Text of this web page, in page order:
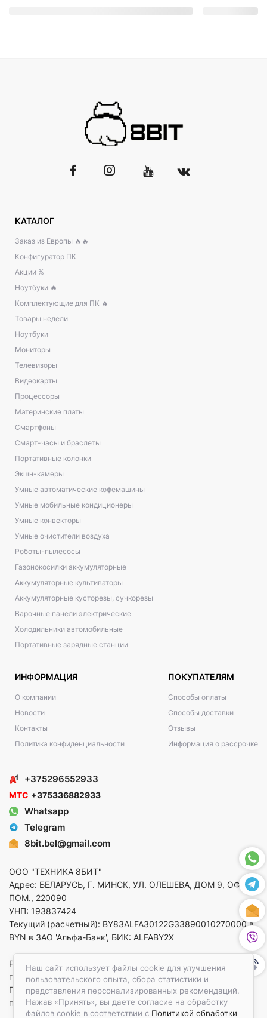
Наш сайт использует файлы cookie для улучшения
пользовательского опыта, сбора статистики и
представления персонализированных рекомендаций.
Нажав «Принять», вы даете согласие на обработку
файлов cookie в соответствии с Политикой обработки
КАТАЛОГ
Заказ из Европы 🔥🔥
Конфигуратор ПК
Акции %
Ноутбуки 🔥
Комплектующие для ПК 🔥
Товары недели
Ноутбуки
Мониторы
Телевизоры
Видеокарты
Процессоры
Материнские платы
Смартфоны
Смарт-часы и браслеты
Портативные колонки
Экшн-камеры
Умные автоматические кофемашины
Умные мобильные кондиционеры
Умные конвекторы
Умные очистители воздуха
Роботы-пылесосы
Газонокосилки аккумуляторные
Аккумуляторные культиваторы
Аккумуляторные кусторезы, сучкорезы
Варочные панели электрические
Холодильники автомобильные
Портативные зарядные станции
ИНФОРМАЦИЯ
О компании
Новости
Контакты
Политика конфиденциальности
ПОКУПАТЕЛЯМ
Способы оплаты
Способы доставки
Отзывы
Информация о рассрочке
+375296552933
МТС +375336882933
Whatsapp
Telegram
8bit.bel@gmail.com
ООО "ТЕХНИКА 8БИТ"
Адрес: БЕЛАРУСЬ, Г. МИНСК, УЛ. ОЛЕШЕВА, ДОМ 9, ОФ. 5,
ПОМ., 220090
УНП: 193837424
Текущий (расчетный): BY83ALFA30122G33890010270000 в
BYN в ЗАО 'Альфа-Банк', БИК: ALFABY2X
Регистрация в торговом реестре от 14.08.2025 Минский
горисполком
По вопросам защиты прав потребителей
приемная:+375173783412